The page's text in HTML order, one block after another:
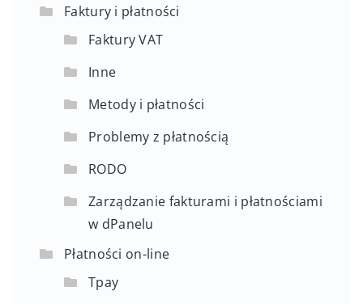
Faktury i płatności
Faktury VAT
Inne
Metody i płatności
Problemy z płatnością
RODO
Zarządzanie fakturami i płatnościami
w dPanelu
Płatności on-line
Tpay